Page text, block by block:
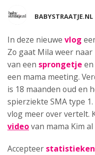
BABYSTRAATJE.NL
In deze nieuwe vlog
Zo gaat Mila weer
van een sprongetje
een mama meeting.
is 18 maanden oud en
spierziekte SMA type
vlog meer over vertelt.
videovan mama Kim al
Accepteer